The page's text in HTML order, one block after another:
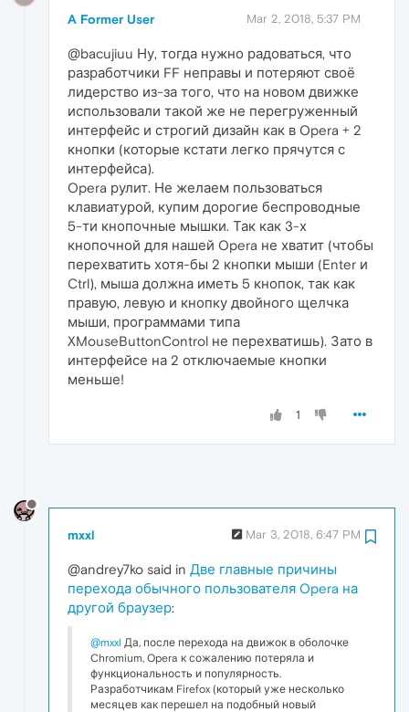
A Former User Mar 2, 2018, 5:37 PM
@bacujiuu Ну, тогда нужно радоваться, что
разработчики FF неправы и потеряют своё
лидерство из-за того, что на новом движке
использовали такой же не перегруженный
интерфейс и строгий дизайн как в Opera + 2
кнопки (которые кстати легко прячутся с
интерфейса).
Opera рулит. Не желаем пользоваться
клавиатурой, купим дорогие беспроводные
5-ти кнопочные мышки. Так как 3-х
кнопочной для нашей Opera не хватит (чтобы
перехватить хотя-бы 2 кнопки мыши (Enter и
Ctrl), мыша должна иметь 5 кнопок, так как
правую, левую и кнопку двойного щелчка
мыши, программами типа
XMouseButtonControl не перехватишь). Зато в
интерфейсе на 2 отключаемые кнопки
меньше!
1
mxxl Mar 3, 2018, 6:47 PM
@andrey7ko said in Две главные причины
перехода обычного пользователя Opera на
другой браузер:
@mxxl Да, после перехода на движок в оболочке
Chromium, Opera к сожалению потеряла и
функциональность и популярность.
Разработчикам Firefox (который уже несколько
месяцев как перешел на подобный новый